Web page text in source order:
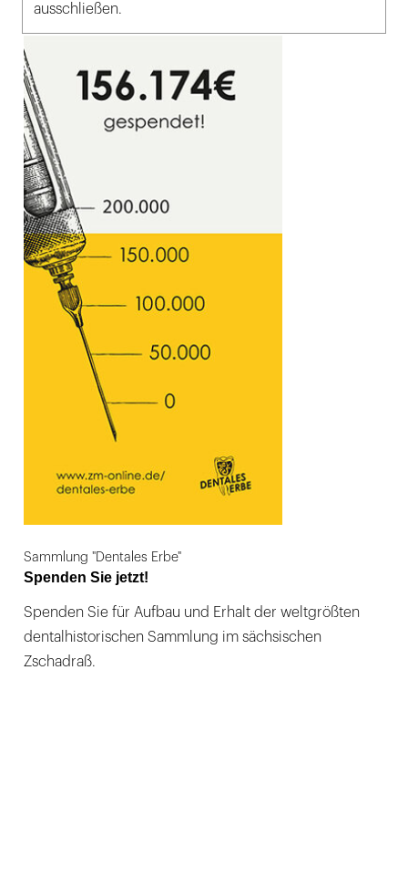
ausschließen.
Sammlung "Dentales Erbe"
Spenden Sie jetzt!
Spenden Sie für Aufbau und Erhalt der weltgrößten
dentalhistorischen Sammlung im sächsischen
Zschadraß.